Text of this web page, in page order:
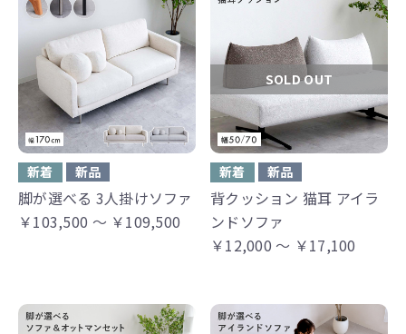
新着 新品
脚が選べる 3人掛けソファ
￥103,500 ～ ￥109,500
SOLD OUT
新着 新品
背クッション 猫耳 アイラ
ンドソファ
￥12,000 ～ ￥17,100